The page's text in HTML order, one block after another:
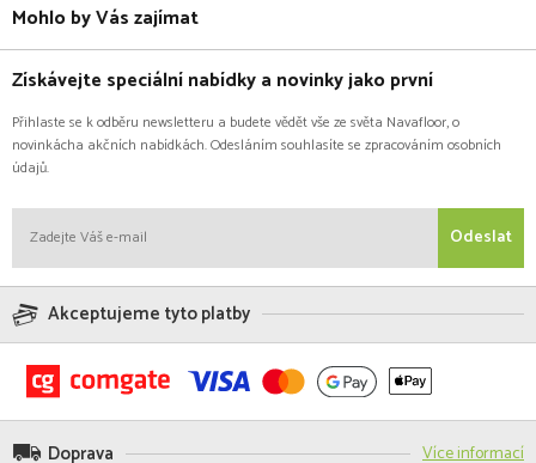
Mohlo by Vás zajímat
Získávejte speciální nabídky a novinky jako první
Přihlaste se k odběru newsletteru a budete vědět vše ze světa Navafloor, o
novinkácha akčních nabídkách. Odesláním souhlasíte se zpracováním osobních
údajů.
Odeslat
Akceptujeme tyto platby
Doprava Více informací